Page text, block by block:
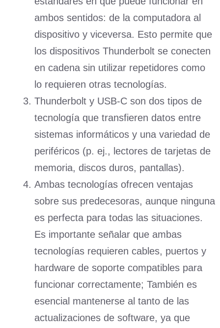
ambos sentidos: de la computadora al
dispositivo y viceversa. Esto permite que
los dispositivos Thunderbolt se conecten
en cadena sin utilizar repetidores como
lo requieren otras tecnologías.
Thunderbolt y USB-C son dos tipos de
tecnología que transfieren datos entre
sistemas informáticos y una variedad de
periféricos (p. ej., lectores de tarjetas de
memoria, discos duros, pantallas).
Ambas tecnologías ofrecen ventajas
sobre sus predecesoras, aunque ninguna
es perfecta para todas las situaciones.
Es importante señalar que ambas
tecnologías requieren cables, puertos y
hardware de soporte compatibles para
funcionar correctamente; También es
esencial mantenerse al tanto de las
actualizaciones de software, ya que